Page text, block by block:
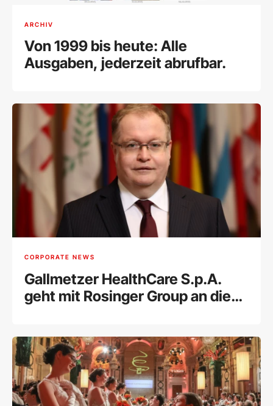
ARCHIV
Von 1999 bis heute: Alle
Ausgaben, jederzeit abrufbar.
CORPORATE NEWS
Gallmetzer HealthCare S.p.A.
geht mit Rosinger Group an die